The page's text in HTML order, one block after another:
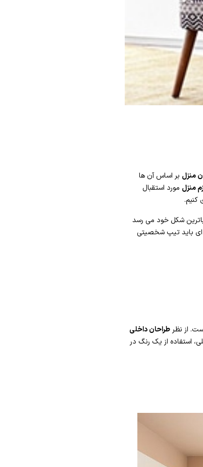
منزل بر اساس آن ها
منزل مورد استقبال
کنیم.
شکل خود می رسد
ای باید تیپ شخصیتی
از نظر طراحان داخلی
استفاده از یک رنگ در